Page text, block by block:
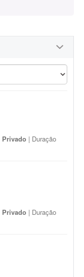
Privado | Duração
Privado | Duração